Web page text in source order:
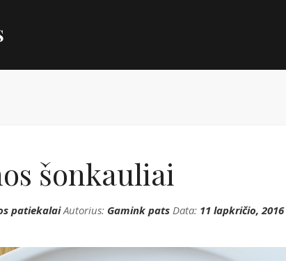
šonkauliai
patiekalaiAutorius: Gamink pats Data: 11 lapkričio, 2016